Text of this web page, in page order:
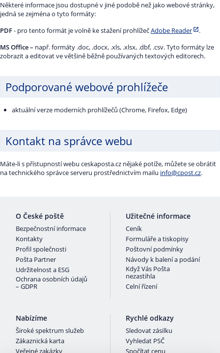
Některé informace jsou dostupné v jiné podobě než jako webové stránky,
jedná se zejména o tyto formáty:
PDF- pro tento formát je volně ke stažení prohlížečAdobe Reader
.
MS Office – např. formáty .doc, .docx, .xls, .xlsx, .dbf, .csv. Tyto formáty lze
zobrazit a editovat ve většině běžně používaných textových editorech.
Podporované webové prohlížeče
aktuální verze moderních prohlížečů (Chrome, Firefox, Edge)
Kontakt na správce webu
Máte-li s přístupností webu ceskaposta.cz nějaké potíže, můžete se obrátit
na technického správce serveru prostřednictvím mailu info@cpost.cz.
O České poště
Bezpečnostní informace
Kontakty
Profil společnosti
Pošta Partner
Udržitelnost a ESG
Ochrana osobních údajů
– GDPR
Užitečné informace
Ceník
Formuláře a tiskopisy
Poštovní podmínky
Návody k balení a podání
Když Vás Pošta
nezastihla
Celní řízení
Nabízíme
Široké spektrum služeb
Zákaznická karta
Veřejné zakázky
Rychlé odkazy
Sledovat zásilku
Vyhledat PSČ
Spočítat cenu